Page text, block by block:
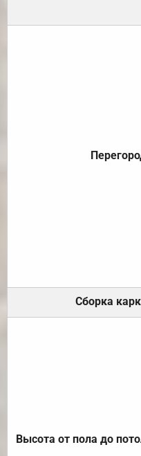
Сборка
Высота от пола до